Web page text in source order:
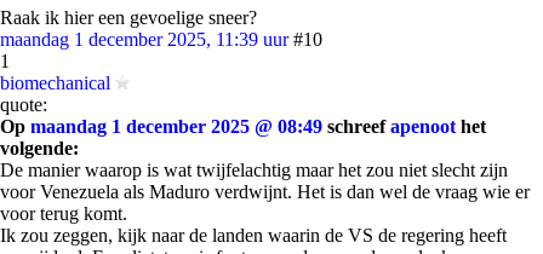
Raak ik hier een gevoelige sneer?
maandag 1 december 2025, 11:39 uur #10
1
biomechanical
quote:
Op maandag 1 december 2025 @ 08:49 schreefapenoot het
volgende:
De manier waarop is wat twijfelachtig maar het zou niet slecht zijn
voor Venezuela als Maduro verdwijnt. Het is dan wel de vraag wie er
voor terug komt.
Ik zou zeggen, kijk naar de landen waarin de VS de regering heeft